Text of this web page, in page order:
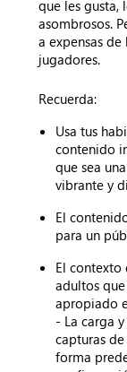
que les gusta,
asombrosos.
a expensas
jugadores.
Recuerda:
Usa tus
contenido
que sea
vibrante y
El
para un
El contexto
adultos
apropiado
- La carga
capturas
forma